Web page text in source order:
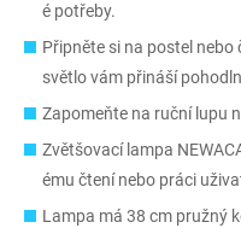
é potřeby.
Připněte si na postel
světlo vám přináší
Zapomeňte na ruční lupu
Zvětšovací lampa
ému čtení nebo práci
Lampa má 38 cm pružný